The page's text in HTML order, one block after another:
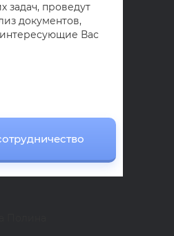
задач, проведут
документов,
интересующие Вас
сотрудничество